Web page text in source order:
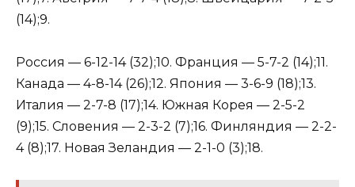
(14);9.
Россия — 6-12-14 (32);10. Франция — 5-7-2 (14);11.
Канада — 4-8-14 (26);12. Япония — 3-6-9 (18);13.
Италия — 2-7-8 (17);14. Южная Корея — 2-5-2
(9);15. Словения — 2-3-2 (7);16. Финляндия — 2-2-
4 (8);17. Новая Зеландия — 2-1-0 (3);18.